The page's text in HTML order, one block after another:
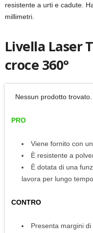
resistente a urti e cadute.
millimetri.
Livella Laser
croce 360°
Nessun prodotto trovato.
PRO
Viene fornito con
È resistente a
È dotata di una
lavora per lungo tempo.
CONTRO
Presenta margini